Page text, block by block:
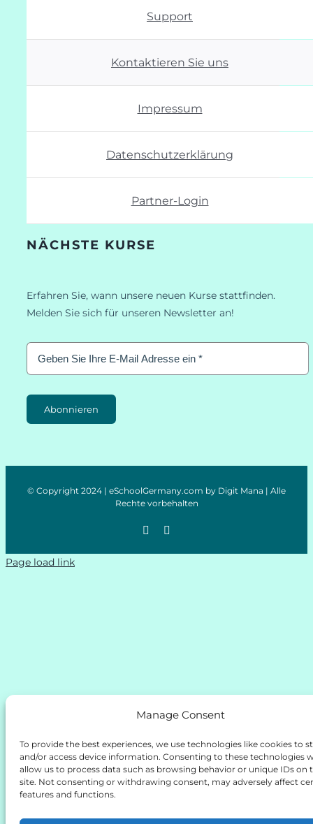
Manage Consent
To provide the best experiences, we use technologies like cookies to
and/or access device information. Consenting to these technologies
allow us to process data such as browsing behavior or unique IDs on
site. Not consenting or withdrawing consent, may adversely affect
features and functions.
Support
Kontaktieren Sie uns
Impressum
Datenschutzerklärung
Partner-Login
NÄCHSTE KURSE
Erfahren Sie, wann unsere neuen Kurse stattfinden.
Melden Sie sich für unseren Newsletter an!
Abonnieren
© Copyright 2024 | eSchoolGermany.com by Digit Mana | Alle
Rechte vorbehalten
Page load link